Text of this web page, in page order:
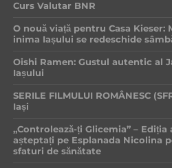
Curs Valutar BNR
O nouă viață pentru Casa
inima Iașului se redeschide
Oishi Ramen: Gustul autentic al
Iașului
SERILE FILMULUI ROMÂNESC
Iași
„Controlează-ți Glicemia” – Ediția
așteptați pe Esplanada Nicolina
sfaturi de sănătate